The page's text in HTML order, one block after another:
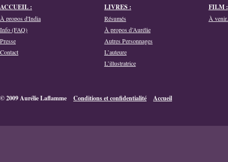
ACCUEIL :
À propos d'India
Info (FAQ)
Presse
Contact
LIVRES :
Résumés
À propos d’Aurélie
Autres Personnages
L’auteure
L’illustratrice
FILM :
À
© 2009 Aurélie Laflamme Conditions et confidentialité Accueil